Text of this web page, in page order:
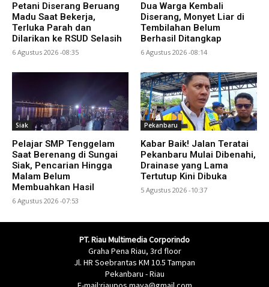
Petani Diserang Beruang
Madu Saat Bekerja,
Terluka Parah dan
Dilarikan ke RSUD Selasih
6 Agustus 2026 -08:35
Dua Warga Kembali
Diserang, Monyet Liar di
Tembilahan Belum
Berhasil Ditangkap
6 Agustus 2026 -08:14
Siak
Pelajar SMP Tenggelam
Saat Berenang di Sungai
Siak, Pencarian Hingga
Malam Belum
Membuahkan Hasil
6 Agustus 2026 -07:53
Pekanbaru
Kabar Baik! Jalan Teratai
Pekanbaru Mulai Dibenahi,
Drainase yang Lama
Tertutup Kini Dibuka
5 Agustus 2026 -10:37
PT. Riau Multimedia Corporindo
Graha Pena Riau, 3rd floor
Jl. HR Soebrantas KM 10.5 Tampan
Pekanbaru - Riau